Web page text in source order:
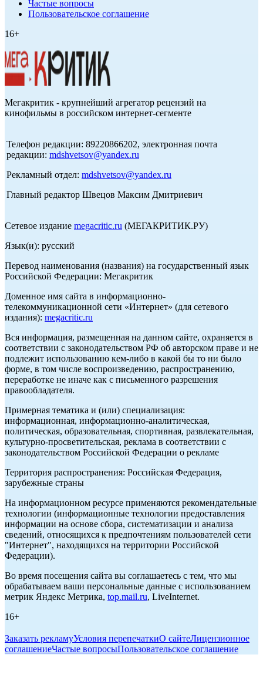
Частые вопросы
Пользовательское соглашение
16+
Мегакритик - крупнейший агрегатор рецензий на
кинофильмы в российском интернет-сегменте
Телефон редакции: 89220866202, электронная почта
редакции: mdshvetsov@yandex.ru
Рекламный отдел: mdshvetsov@yandex.ru
Главный редактор Швецов Максим Дмитриевич
Сетевое издание megacritic.ru (МЕГАКРИТИК.РУ)
Язык(и): русский
Перевод наименования (названия) на государственный язык
Российской Федерации: Мегакритик
Доменное имя сайта в информационно-
телекоммуникационной сети «Интернет» (для сетевого
издания): megacritic.ru
Вся информация, размещенная на данном сайте, охраняется в
соответствии с законодательством РФ об авторском праве и не
подлежит использованию кем-либо в какой бы то ни было
форме, в том числе воспроизведению, распространению,
переработке не иначе как с письменного разрешения
правообладателя.
Примерная тематика и (или) специализация:
информационная, информационно-аналитическая,
политическая, образовательная, спортивная, развлекательная,
культурно-просветительская, реклама в соответствии с
законодательством Российской Федерации о рекламе
Территория распространения: Российская Федерация,
зарубежные страны
На информационном ресурсе применяются рекомендательные
технологии (информационные технологии предоставления
информации на основе сбора, систематизации и анализа
сведений, относящихся к предпочтениям пользователей сети
"Интернет", находящихся на территории Российской
Федерации).
Во время посещения сайта вы соглашаетесь с тем, что мы
обрабатываем ваши персональные данные с использованием
метрик Яндекс Метрика, top.mail.ru, LiveInternet.
16+
Заказать рекламуУсловия перепечаткиО сайтеЛицензионное
соглашениеЧастые вопросыПользовательское соглашение